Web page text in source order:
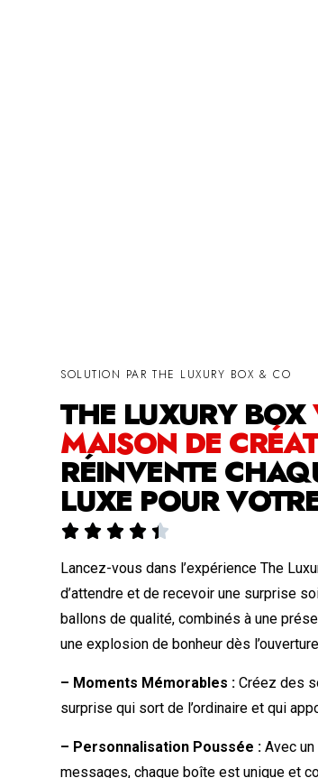
SOLUTION PAR THE LUXURY BOX & CO
THE LUXURY BOX
MAISON DE
RÉINVENTE
LUXE POUR
    
Lancez-vous dans l’expérience The
d’attendre et de recevoir une surprise
ballons de qualité, combinés à une
une explosion de bonheur dès
– Moments Mémorables : Créez des
surprise qui sort de l’ordinaire et qui
– Personnalisation Poussée : Avec
messages, chaque boîte est unique et